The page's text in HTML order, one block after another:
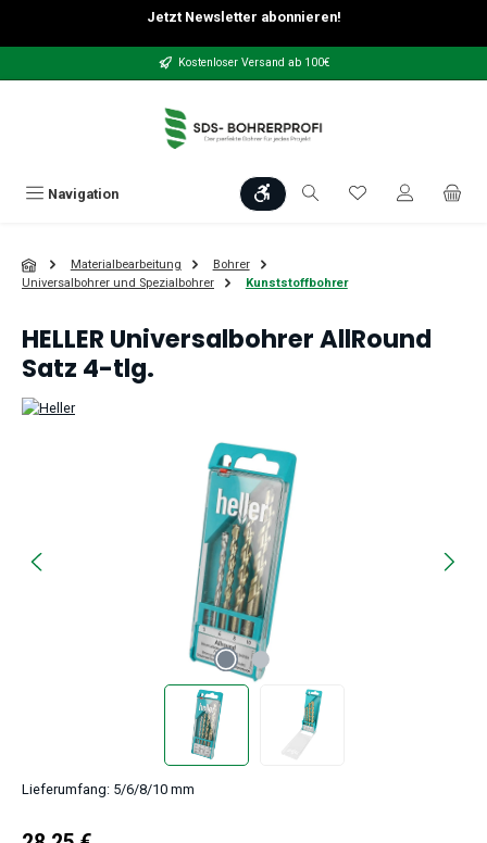
Zum Hauptinhalt springenJetzt Newsletter abonnieren!
Kostenloser Versand ab 100€
Navigation Werkzeugleiste anzeigen
Du hast 0
Materialbearbeitung
Bohrer
Universalbohrer und Spezialbohrer
Kunststoffbohrer
HELLER Universalbohrer AllRound
Satz 4-tlg.
Lieferumfang: 5/6/8/10 mm
Regulärer Preis: